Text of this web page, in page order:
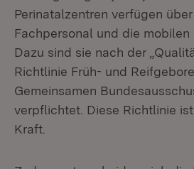
Perinatalzentren verfügen
Fachpersonal und die mobilen
Dazu sind sie nach der
Richtlinie Früh- und
Gemeinsamen
verpflichtet. Diese Richtlinie
Kraft.